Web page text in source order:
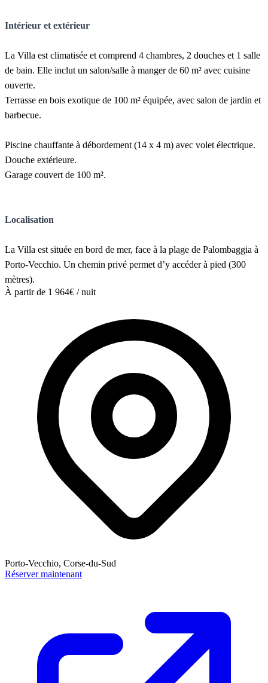
Intérieur et extérieur
La Villa est climatisée et comprend 4 chambres, 2 douches et 1 salle
de bain. Elle inclut un salon/salle à manger de 60 m² avec cuisine
ouverte.
Terrasse en bois exotique de 100 m² équipée, avec salon de jardin et
barbecue.
Piscine chauffante à débordement (14 x 4 m) avec volet électrique.
Douche extérieure.
Garage couvert de 100 m².
Localisation
La Villa est située en bord de mer, face à la plage de Palombaggia à
Porto-Vecchio. Un chemin privé permet d’y accéder à pied (300
mètres).
À partir de 1 964€ / nuit
Porto-Vecchio, Corse-du-Sud
Réserver maintenant